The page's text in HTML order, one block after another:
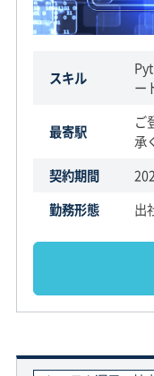
スキル
ー
最寄駅
ご
承
契約期間
勤務形態
出